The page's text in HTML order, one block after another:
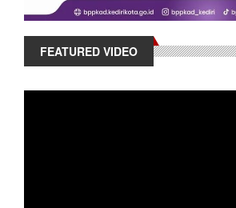
FEATURED VIDEO